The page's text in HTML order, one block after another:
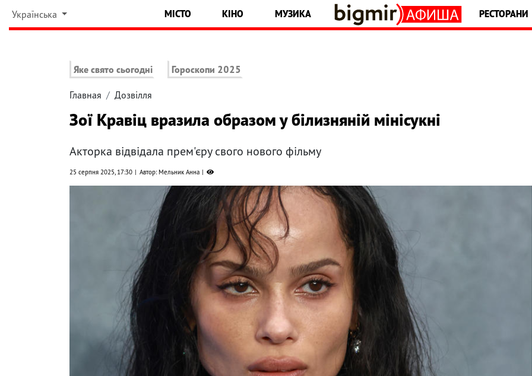
Українська МІСТО КІНО МУЗИКА РЕСТОРАНИ
Яке свято сьогодні Гороскопи 2025
Главная Дозвілля
Зої Кравіц вразила образом у білизняній мінісукні
Акторка відвідала прем'єру свого нового фільму
25 серпня 2025, 17:30 Автор: Мельник Анна